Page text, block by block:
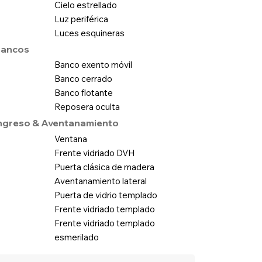
Cielo estrellado
Luz periférica
Luces esquineras
Banco exento móvil
Banco cerrado
Banco flotante
Reposera oculta
& Aventanamiento
Ventana
Frente vidriado DVH
Puerta clásica de madera
Aventanamiento lateral
Puerta de vidrio templado
Frente vidriado templado
Frente vidriado templado
esmerilado